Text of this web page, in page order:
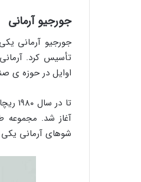
جورجیو آرمانی
تأسیس کرد.
اوایل در حوزه ی
تا
آغاز شد. مجموعه
شوهای آرمانی